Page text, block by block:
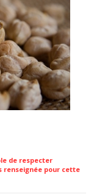
de respecter
renseignée pour cette